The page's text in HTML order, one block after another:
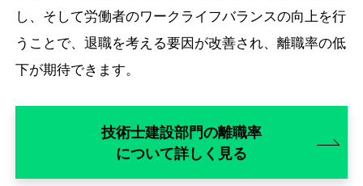
し、そして労働者のワークライフバランスの向上を行
うことで、退職を考える要因が改善され、離職率の低
下が期待できます。
技術士建設部門の離職率
について詳しく見る